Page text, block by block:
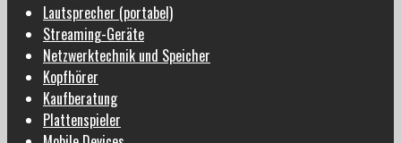
Lautsprecher (portabel)
Streaming-Geräte
Netzwerktechnik und Speicher
Kopfhörer
Kaufberatung
Plattenspieler